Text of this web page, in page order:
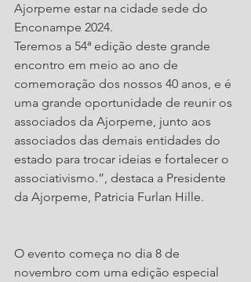
Ajorpeme estar na cidade sede do
Enconampe 2024.
Teremos a 54ª edição deste grande
encontro em meio ao ano de
comemoração dos nossos 40 anos, e é
uma grande oportunidade de reunir os
associados da Ajorpeme, junto aos
associados das demais entidades do
estado para trocar ideias e fortalecer o
associativismo.”, destaca a Presidente
da Ajorpeme, Patricia Furlan Hille.
O evento começa no dia 8 de
novembro com uma edição especial